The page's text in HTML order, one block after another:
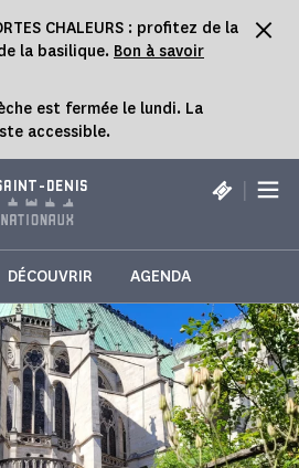
CHALEURS : profitez de la
la basilique. Bon à savoir
est fermée le lundi. La
accessible.
DENIS |
DÉCOUVRIR AGENDA